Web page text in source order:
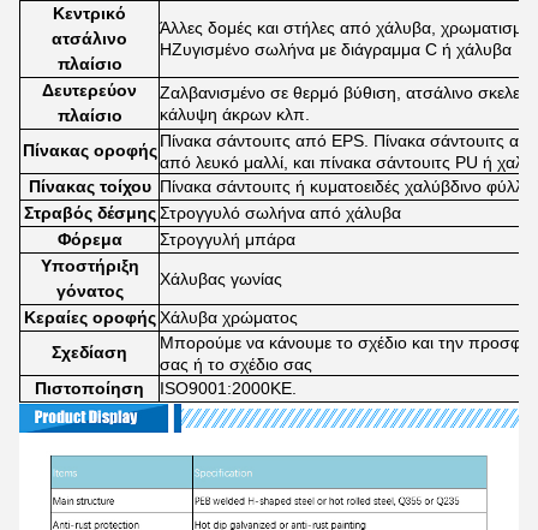
Κεντρικό
ατσάλινο
πλαίσιο
Άλλες δομές και στήλες από χάλυβα,
HΖυγισμένο σωλήνα με διάγραμμα C ή χάλυβα
Δευτερεύον
πλαίσιο
Ζαλβανισμένο σε θερμό βύθιση, ατσάλινο
κάλυψη άκρων κλπ.
Πίνακας οροφής Πίνακα σάντουιτς από EPS. Πίνακα σάντουιτς
από λευκό μαλλί , και πίνακα σάντουιτς PU ή
Πίνακας τοίχου Πίνακα σάντουιτς ή κυματοειδές χαλύβδινο φύλλο
Στραβός δέσμης Στρογγυλό σωλήνα από χάλυβα
Φόρεμα
Στρογγυλή μπάρα
Υποστήριξη
γόνατος
Χάλυβας γωνίας
Κεραίες οροφής Χάλυβα χρώματος
Σχεδίαση
Μπορούμε να κάνουμε το σχέδιο και την
σας ή το σχέδιο σας
Πιστοποίηση
ISO9001:2000ΚΕ.